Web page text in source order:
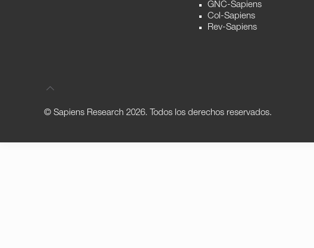
GNC-Sapiens
Col-Sapiens
Rev-Sapiens
© Sapiens Research2026. Todos los derechos reservados.